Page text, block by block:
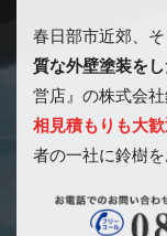
春日部市近郊、
質な外壁塗装をし
営店』の株式会
相見積もりも大歓
者の一社に鈴樹